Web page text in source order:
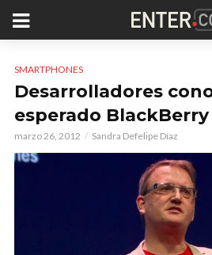
SMARTPHONES
Desarrolladores
esperado BlackBerry
marzo 26, 2012 Sandra Defelipe Díaz